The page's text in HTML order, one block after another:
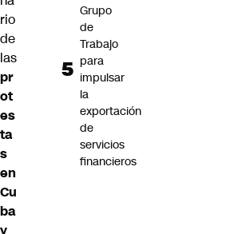
rio
de
las
pr
ot
es
ta
s
en
Cu
ba
Grupo
de
Trabajo
para
impulsar
la
exportación
de
servicios
financieros